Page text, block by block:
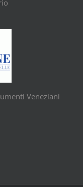
Veneziani